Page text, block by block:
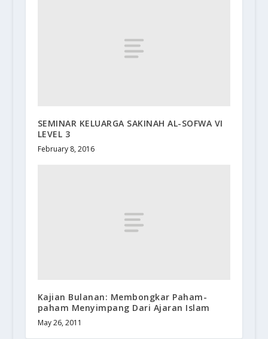
SEMINAR KELUARGA SAKINAH AL-SOFWA VI
LEVEL 3
February 8, 2016
Kajian Bulanan: Membongkar Paham-
paham Menyimpang Dari Ajaran Islam
May 26, 2011